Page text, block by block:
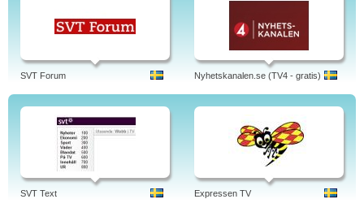
SVT Forum Nyhetskanalen.se (TV4 - gratis)
SVT Text Expressen TV